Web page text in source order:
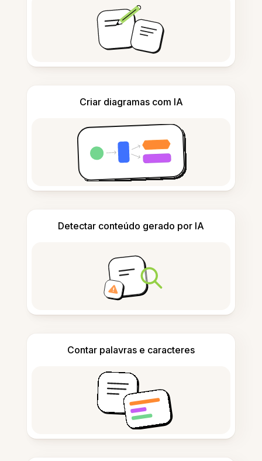
Criar diagramas com IA
Detectar conteúdo gerado por IA
Contar palavras e caracteres